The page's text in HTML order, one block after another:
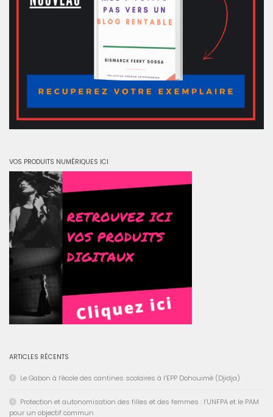
VOS PRODUITS NUMÉRIQUES ICI
ARTICLES RÉCENTS
Le Gabon à l’école des cantines scolaires à l’EPP Dohouimè (Djidja)
Protection et autonomisation des filles et des femmes : l’UNFPA et le PAM
pour un objectif commun